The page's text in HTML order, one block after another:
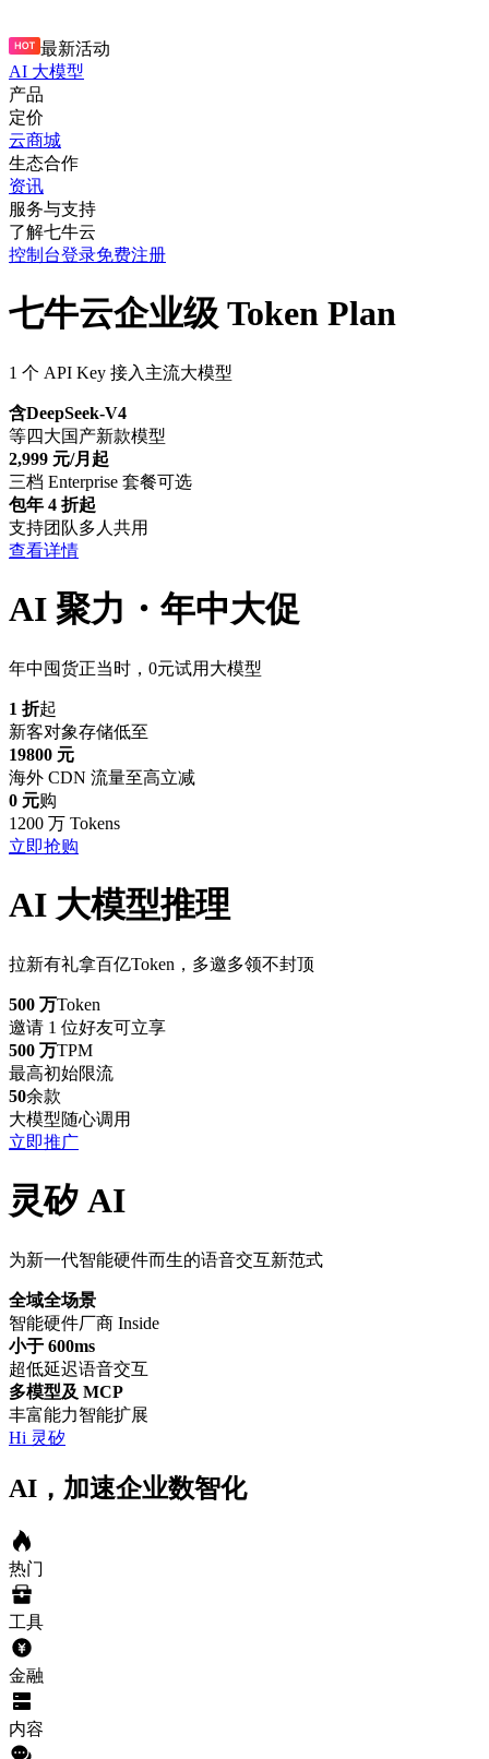
最新活动
AI 大模型
产品
定价
云商城
生态合作
资讯
服务与支持
了解七牛云
控制台登录免费注册
七牛云企业级 Token Plan
1 个 API Key 接入主流大模型
含DeepSeek-V4
等四大国产新款模型
2,999 元/月起
三档 Enterprise 套餐可选
包年 4 折起
支持团队多人共用
查看详情
AI 聚力・年中大促
年中囤货正当时，0元试用大模型
1 折起
新客对象存储低至
19800 元
海外 CDN 流量至高立减
0 元购
1200 万 Tokens
立即抢购
AI 大模型推理
拉新有礼拿百亿Token，多邀多领不封顶
500 万Token
邀请 1 位好友可立享
500 万TPM
最高初始限流
50余款
大模型随心调用
立即推广
灵矽 AI
为新一代智能硬件而生的语音交互新范式
全域全场景
智能硬件厂商 Inside
小于 600ms
超低延迟语音交互
多模型及 MCP
丰富能力智能扩展
Hi 灵矽
AI，加速企业数智化
热门
工具
金融
内容